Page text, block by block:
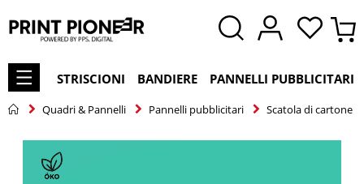
STRISCIONI BANDIERE PANNELLI PUBBLICITARI
Quadri & Pannelli Pannelli pubblicitari Scatola di cartone
Vai